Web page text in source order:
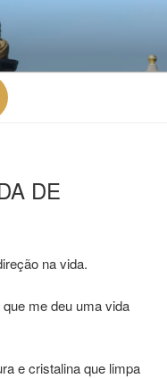
DE
na vida.
me deu uma vida
e cristalina que limpa